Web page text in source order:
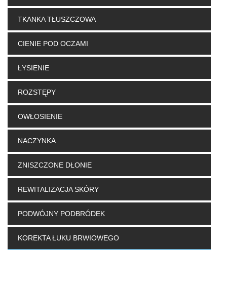
TKANKA TŁUSZCZOWA
CIENIE POD OCZAMI
ŁYSIENIE
ROZSTĘPY
OWŁOSIENIE
NACZYNKA
ZNISZCZONE DŁONIE
REWITALIZACJA SKÓRY
PODWÓJNY PODBRÓDEK
KOREKTA ŁUKU BRWIOWEGO